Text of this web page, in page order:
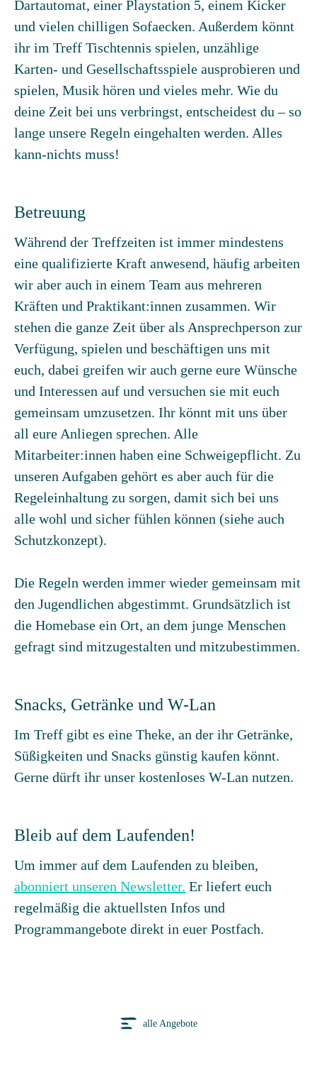
Dartautomat, einer Playstation 5, einem Kicker
und vielen chilligen Sofaecken. Außerdem könnt
ihr im Treff Tischtennis spielen, unzählige
Karten- und Gesellschaftsspiele ausprobieren und
spielen, Musik hören und vieles mehr. Wie du
deine Zeit bei uns verbringst, entscheidest du – so
lange unsere Regeln eingehalten werden. Alles
kann-nichts muss!
Betreuung
Während der Treffzeiten ist immer mindestens
eine qualifizierte Kraft anwesend, häufig arbeiten
wir aber auch in einem Team aus mehreren
Kräften und Praktikant:innen zusammen. Wir
stehen die ganze Zeit über als Ansprechperson zur
Verfügung, spielen und beschäftigen uns mit
euch, dabei greifen wir auch gerne eure Wünsche
und Interessen auf und versuchen sie mit euch
gemeinsam umzusetzen. Ihr könnt mit uns über
all eure Anliegen sprechen. Alle
Mitarbeiter:innen haben eine Schweigepflicht. Zu
unseren Aufgaben gehört es aber auch für die
Regeleinhaltung zu sorgen, damit sich bei uns
alle wohl und sicher fühlen können (siehe auch
Schutzkonzept).
Die Regeln werden immer wieder gemeinsam mit
den Jugendlichen abgestimmt. Grundsätzlich ist
die Homebase ein Ort, an dem junge Menschen
gefragt sind mitzugestalten und mitzubestimmen.
Snacks, Getränke und W-Lan
Im Treff gibt es eine Theke, an der ihr Getränke,
Süßigkeiten und Snacks günstig kaufen könnt.
Gerne dürft ihr unser kostenloses W-Lan nutzen.
Bleib auf dem Laufenden!
Um immer auf dem Laufenden zu bleiben,
abonniert unseren Newsletter. Er liefert euch
regelmäßig die aktuellsten Infos und
Programmangebote direkt in euer Postfach.
alle Angebote